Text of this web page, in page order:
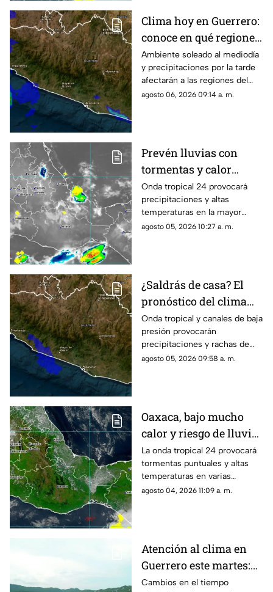
Clima hoy en Guerrero:
conoce en qué regiones
se esperan lluvias
Ambiente soleado al mediodía
y precipitaciones por la tarde
afectarán a las regiones del
estado; monitorean un sistema
agosto 06, 2026 09:14 a. m.
Prevén lluvias con
tormentas y calor
sofocante este
miércoles en Oaxaca
Onda tropical 24 provocará
precipitaciones y altas
temperaturas en la mayor
parte de la entidad; revisa las
agosto 05, 2026 10:27 a. m.
¿Saldrás de casa? El
pronóstico del clima
hoy para Guerrero
Onda tropical y canales de baja
presión provocarán
precipitaciones y rachas de
viento en la mayor parte del
agosto 05, 2026 09:58 a. m.
Oaxaca, bajo mucho
calor y riesgo de lluvias
aisladas para este
martes
La onda tropical 24 provocará
tormentas puntuales y altas
temperaturas en varias
regiones.
agosto 04, 2026 11:09 a. m.
Atención al clima en
Guerrero este martes:
se esperan variaciones
Cambios en el tiempo